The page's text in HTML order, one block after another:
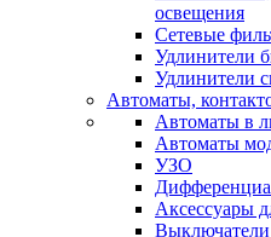
освещения
Сетевые
Удлинители
Удлинители
Автоматы,
Автоматы в
Автоматы
УЗО
Аксессуары
Выключатели